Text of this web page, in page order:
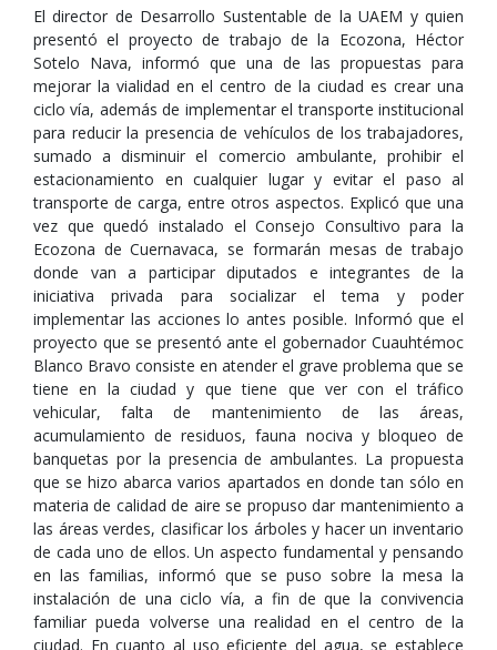
El director de Desarrollo Sustentable de la UAEM y quien
presentó el proyecto de trabajo de la Ecozona, Héctor
Sotelo Nava, informó que una de las propuestas para
mejorar la vialidad en el centro de la ciudad es crear una
ciclo vía, además de implementar el transporte institucional
para reducir la presencia de vehículos de los trabajadores,
sumado a disminuir el comercio ambulante, prohibir el
estacionamiento en cualquier lugar y evitar el paso al
transporte de carga, entre otros aspectos. Explicó que una
vez que quedó instalado el Consejo Consultivo para la
Ecozona de Cuernavaca, se formarán mesas de trabajo
donde van a participar diputados e integrantes de la
iniciativa privada para socializar el tema y poder
implementar las acciones lo antes posible. Informó que el
proyecto que se presentó ante el gobernador Cuauhtémoc
Blanco Bravo consiste en atender el grave problema que se
tiene en la ciudad y que tiene que ver con el tráfico
vehicular, falta de mantenimiento de las áreas,
acumulamiento de residuos, fauna nociva y bloqueo de
banquetas por la presencia de ambulantes. La propuesta
que se hizo abarca varios apartados en donde tan sólo en
materia de calidad de aire se propuso dar mantenimiento a
las áreas verdes, clasificar los árboles y hacer un inventario
de cada uno de ellos. Un aspecto fundamental y pensando
en las familias, informó que se puso sobre la mesa la
instalación de una ciclo vía, a fin de que la convivencia
familiar pueda volverse una realidad en el centro de la
ciudad. En cuanto al uso eficiente del agua, se establece